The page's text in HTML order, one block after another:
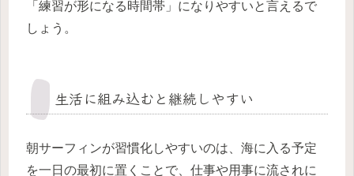
「練習が形になる時間帯」になりやすいと言えるで
しょう。
生活に組み込むと継続しやすい
朝サーフィンが習慣化しやすいのは、海に入る予定
を一日の最初に置くことで、仕事や用事に流されに